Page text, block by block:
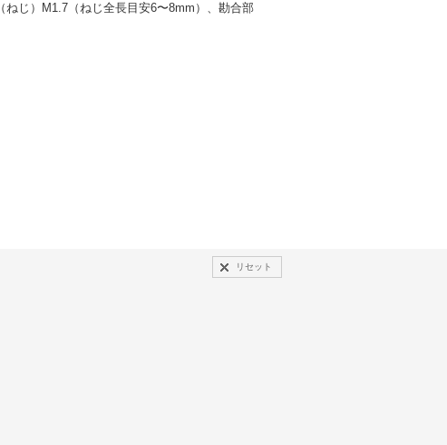
じ）M1.7（ねじ全長目安6〜8mm）、勘合部
リセット